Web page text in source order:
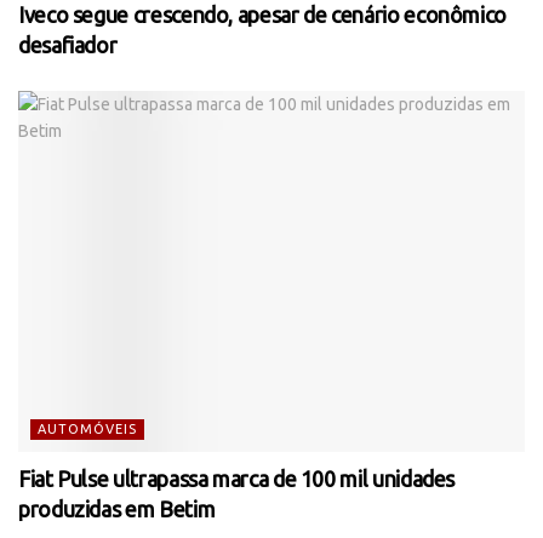
Iveco segue crescendo, apesar de cenário econômico
desafiador
AUTOMÓVEIS
Fiat Pulse ultrapassa marca de 100 mil unidades
produzidas em Betim